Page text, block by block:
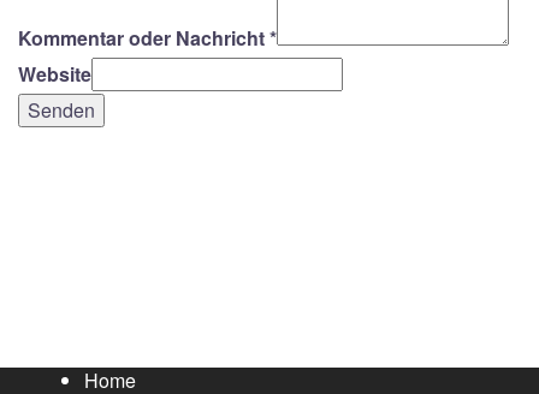
Kommentar oder Nachricht*
Website
Senden
Home